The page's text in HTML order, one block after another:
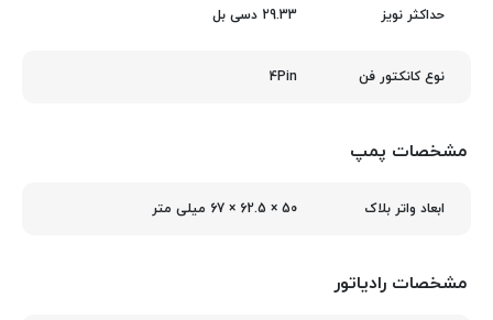
حداکثر نویز 29.33 دسی بل
نوع کانکتور فن 4Pin
مشخصات پمپ
ابعاد واتر بلاک 50 × 62.5 × 67 میلی‌ متر
مشخصات رادیاتور